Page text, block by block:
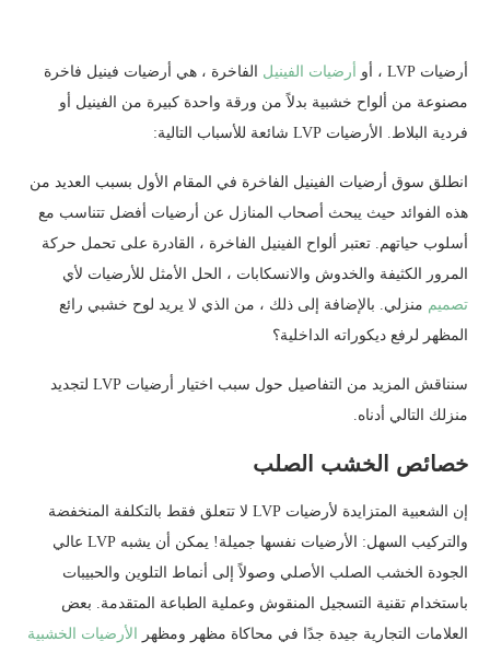
أرضيات LVP ، أو أرضيات الفينيل الفاخرة ، هي
أرضيات فينيل فاخرة
مصنوعة من ألواح خشبية بدلاً من ورقة واحدة كبيرة من الفينيل أو
فردية
البلاط. الأرضيات LVP شائعة للأسباب التالية:
انطلق سوق أرضيات الفينيل الفاخرة في المقام الأول بسبب العديد من
هذه الفوائد حيث يبحث أصحاب المنازل عن أرضيات أفضل تتناسب مع
أسلوب حياتهم. تعتبر ألواح الفينيل الفاخرة ، القادرة على تحمل حركة
المرور الكثيفة والخدوش والانسكابات ، الحل الأمثل للأرضيات لأي
تصميم منزلي. بالإضافة إلى ذلك ، من الذي لا يريد لوح خشبي رائع
المظهر لرفع ديكوراته الداخلية؟
سنناقش المزيد من التفاصيل حول سبب اختيار أرضيات LVP لتجديد
منزلك التالي أدناه.
خصائص الخشب الصلب
إن الشعبية المتزايدة لأرضيات LVP لا تتعلق فقط بالتكلفة المنخفضة
والتركيب السهل: الأرضيات نفسها جميلة! يمكن أن يشبه LVP عالي
الجودة الخشب الصلب الأصلي وصولاً إلى أنماط التلوين والحبيبات
باستخدام تقنية التسجيل المنقوش وعملية الطباعة المتقدمة. بعض
العلامات التجارية جيدة جدًا في محاكاة مظهر ومظهر
الأرضيات الخشبية